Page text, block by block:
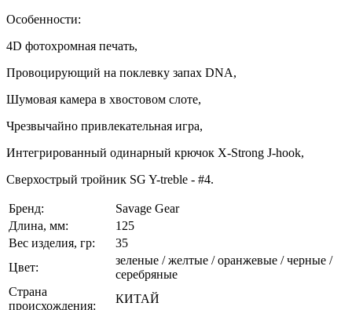
Особенности:
4D фотохромная печать,
Провоцирующий на поклевку запах DNA,
Шумовая камера в хвостовом слоте,
Чрезвычайно привлекательная игра,
Интегрированный одинарный крючок X-Strong J-hook,
Сверхострый тройник SG Y-treble - #4.
Бренд:
Savage Gear
Длина, мм:
125
Вес изделия, гр:
35
Цвет:
зеленые / желтые / оранжевые / черные /
серебряные
Страна
происхождения:
КИТАЙ